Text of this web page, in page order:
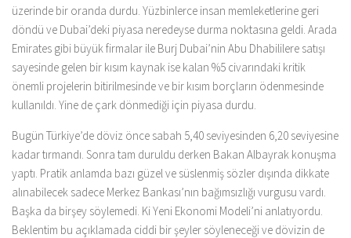
üzerinde bir oranda durdu. Yüzbinlerce insan memleketlerine geri
döndü ve Dubai’deki piyasa neredeyse durma noktasına geldi. Arada
Emirates gibi büyük firmalar ile Burj Dubai’nin Abu Dhabililere satışı
sayesinde gelen bir kısım kaynak ise kalan %5 civarındaki kritik
önemli projelerin bitirilmesinde ve bir kısım borçların ödenmesinde
kullanıldı. Yine de çark dönmediği için piyasa durdu.
Bugün Türkiye’de döviz önce sabah 5,40 seviyesinden 6,20 seviyesine
kadar tırmandı. Sonra tam duruldu derken Bakan Albayrak konuşma
yaptı. Pratik anlamda bazı güzel ve süslenmiş sözler dışında dikkate
alınabilecek sadece Merkez Bankası’nın bağımsızlığı vurgusu vardı.
Başka da birşey söylemedi. Ki Yeni Ekonomi Modeli’ni anlatıyordu.
Beklentim bu açıklamada ciddi bir şeyler söyleneceği ve dövizin de